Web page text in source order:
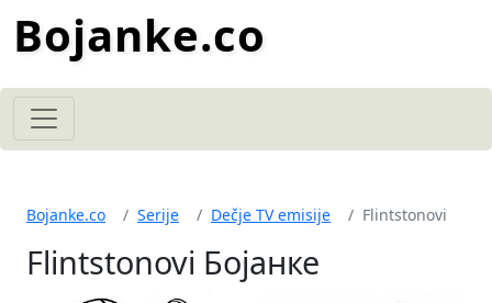
Bojanke.co
Bojanke.co Serije Dečje TV emisije Flintstonovi
Flintstonovi Бојанке